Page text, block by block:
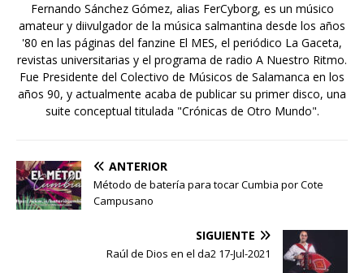
Fernando Sánchez Gómez, alias FerCyborg, es un músico
amateur y diivulgador de la música salmantina desde los años
'80 en las páginas del fanzine El MES, el periódico La Gaceta,
revistas universitarias y el programa de radio A Nuestro Ritmo.
Fue Presidente del Colectivo de Músicos de Salamanca en los
años 90, y actualmente acaba de publicar su primer disco, una
suite conceptual titulada "Crónicas de Otro Mundo".
ANTERIOR
Método de batería para tocar Cumbia por Cote
Campusano
SIGUIENTE
Raúl de Dios en el da2 17-Jul-2021